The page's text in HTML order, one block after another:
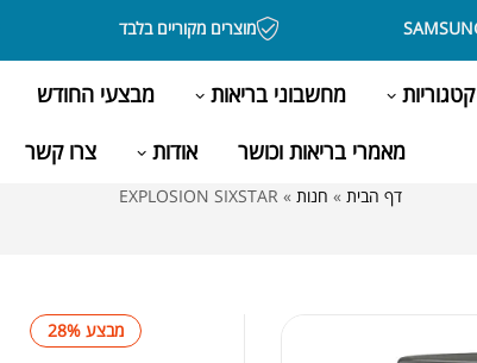
מוצרים מקוריים בלבד
קטגוריות מחשבוני בריאות מבצעי החודש
מאמרי בריאות וכושר
אודות צרו קשר
דף הבית » חנות »
EXPLOSION SIXSTAR
מבצע 28%